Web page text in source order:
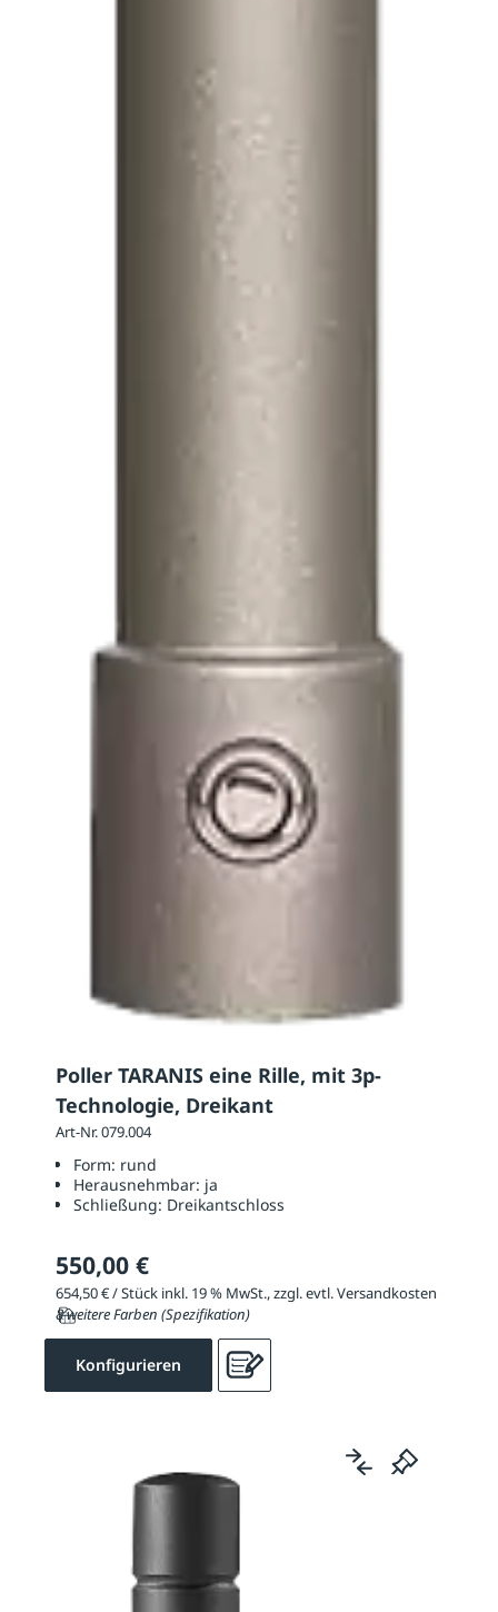
Poller TARANIS eine Rille, mit 3p-
Technologie, Dreikant
Art-Nr. 079.004
Form: rund
Herausnehmbar: ja
Schließung: Dreikantschloss
550,00 €
654,50 € / Stück inkl. 19 % MwSt., zzgl. evtl. Versandkosten
8 weitere Farben (Spezifikation)
Konfigurieren